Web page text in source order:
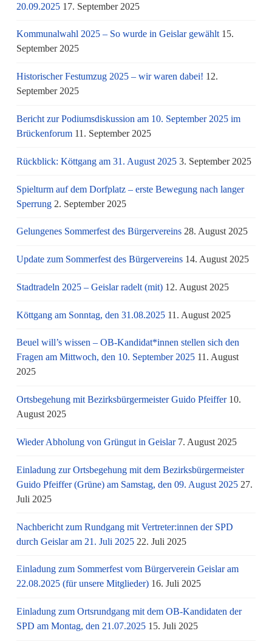
20.09.2025 17. September 2025
Kommunalwahl 2025 – So wurde in Geislar gewählt 15.
September 2025
Historischer Festumzug 2025 – wir waren dabei! 12.
September 2025
Bericht zur Podiumsdiskussion am 10. September 2025 im
Brückenforum 11. September 2025
Rückblick: Köttgang am 31. August 2025 3. September 2025
Spielturm auf dem Dorfplatz – erste Bewegung nach langer
Sperrung 2. September 2025
Gelungenes Sommerfest des Bürgervereins 28. August 2025
Update zum Sommerfest des Bürgervereins 14. August 2025
Stadtradeln 2025 – Geislar radelt (mit) 12. August 2025
Köttgang am Sonntag, den 31.08.2025 11. August 2025
Beuel will’s wissen – OB-Kandidat*innen stellen sich den
Fragen am Mittwoch, den 10. September 2025 11. August
2025
Ortsbegehung mit Bezirksbürgermeister Guido Pfeiffer 10.
August 2025
Wieder Abholung von Grüngut in Geislar 7. August 2025
Einladung zur Ortsbegehung mit dem Bezirksbürgermeister
Guido Pfeiffer (Grüne) am Samstag, den 09. August 2025 27.
Juli 2025
Nachbericht zum Rundgang mit Vertreter:innen der SPD
durch Geislar am 21. Juli 2025 22. Juli 2025
Einladung zum Sommerfest vom Bürgerverein Geislar am
22.08.2025 (für unsere Mitglieder) 16. Juli 2025
Einladung zum Ortsrundgang mit dem OB-Kandidaten der
SPD am Montag, den 21.07.2025 15. Juli 2025